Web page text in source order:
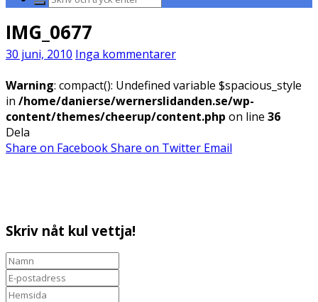
IMG_0677
30 juni, 2010 Inga kommentarer
Warning: compact(): Undefined variable $spacious_style
in /home/danierse/wernerslidanden.se/wp-
content/themes/cheerup/content.php on line 36
Dela
Share on FacebookShare on Twitter Email
Skriv nåt kul vettja!